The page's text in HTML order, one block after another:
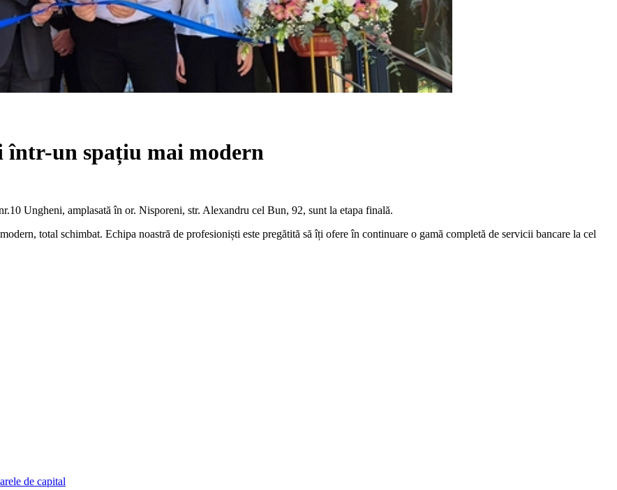
într-un spațiu mai modern
Ungheni, amplasată în or. Nisporeni, str. Alexandru cel Bun, 92, sunt la etapa finală.
total schimbat. Echipa noastră de profesioniști este pregătită să îți ofere în continuare o gamă completă de servicii bancare la cel
de capital